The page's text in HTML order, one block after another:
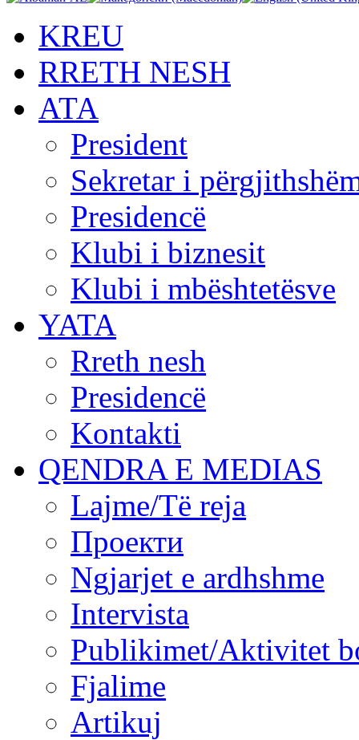
KREU
RRETH NESH
АТА
President
Sekretar i
Presidencë
Klubi i biznesit
Klubi i mbështetësve
YATA
Rreth nesh
Presidencë
Kontakti
QENDRA E MEDIAS
Lajme/Të reja
Проекти
Ngjarjet e ardhshme
Intervista
Publikimet/Aktivitet
Fjalime
Artikuj